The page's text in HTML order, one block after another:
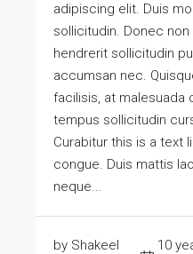
adipiscing elit. Duis
sollicitudin. Donec
hendrerit sollicitudin
accumsan nec.
facilisis, at malesuada
tempus sollicitudin
Curabitur this is a text
congue. Duis mattis
neque...
by Shakeel
10